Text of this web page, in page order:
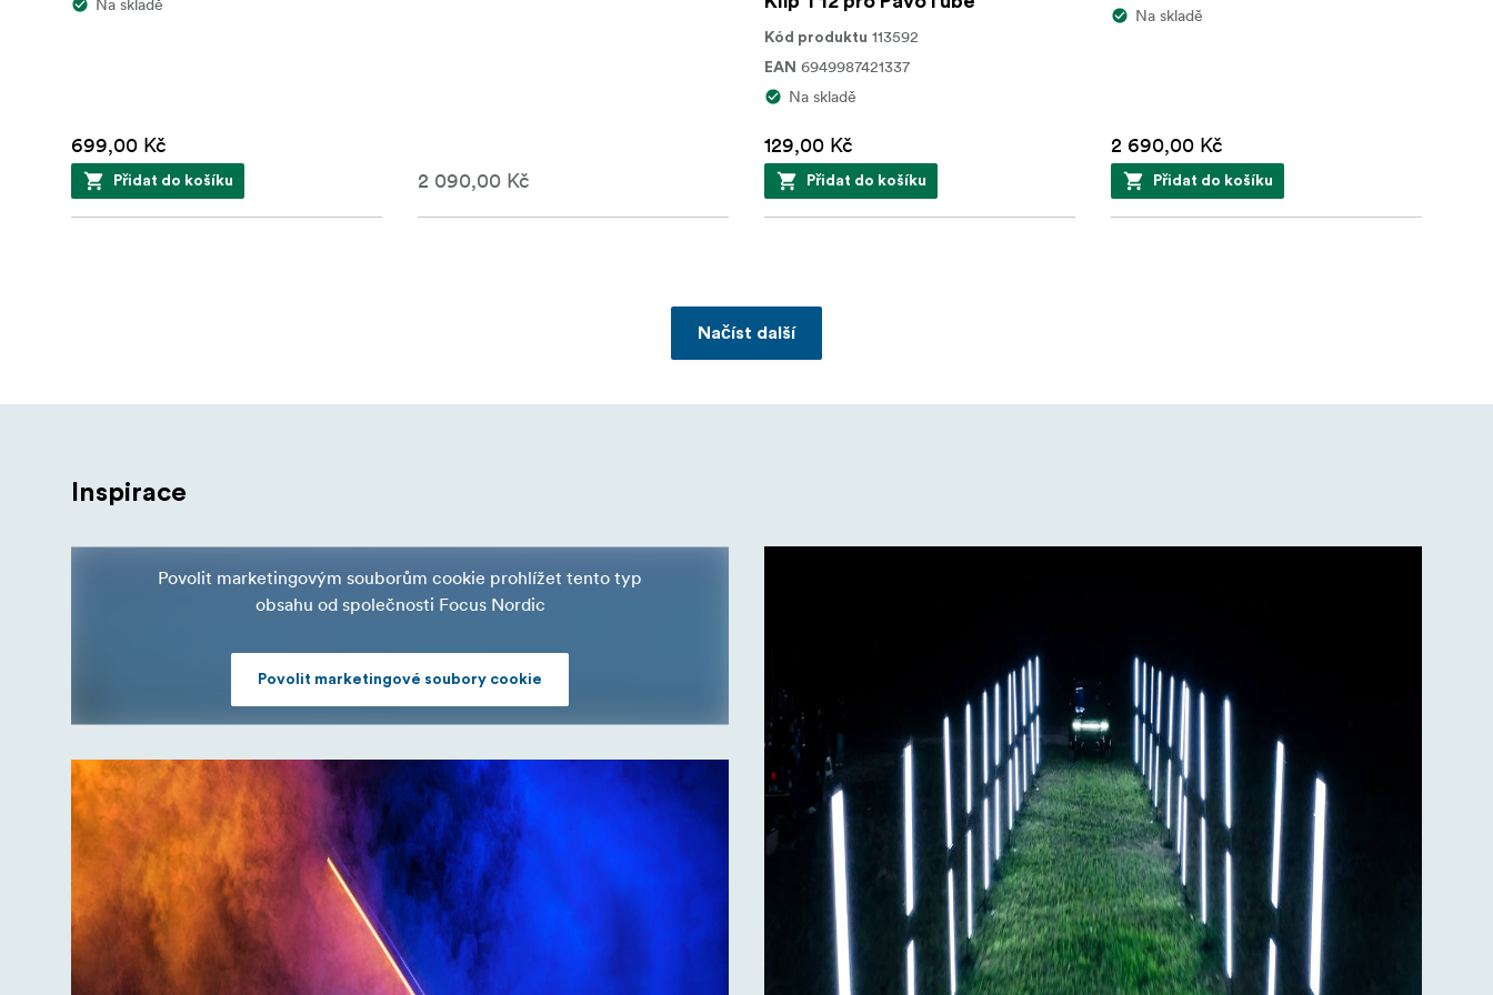
neomezené možnosti tvarování světla. Další příslušenství bude do sbírky přidáno v budoucnu, což vám přinese
Na skladě
699,00 Kč
Přidat do košíku 2 090,00 Kč
Kód produktu 113592
EAN 6949987421337
Na skladě
129,00 Kč
Přidat do košíku
Na skladě
2 690,00 Kč
Přidat do košíku
Načíst další
Inspirace
Povolit marketingovým souborům cookie prohlížet tento typ
obsahu od společnosti Focus Nordic
Povolit marketingové soubory cookie